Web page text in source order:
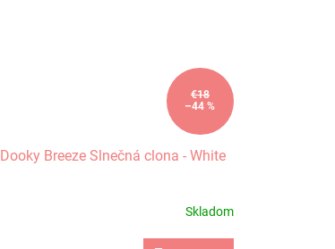
€18
–44 %
Dooky Breeze Slnečná clona - White
Skladom